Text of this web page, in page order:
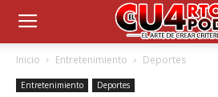
Inicio Entretenimiento Deportes
Entretenimiento Deportes